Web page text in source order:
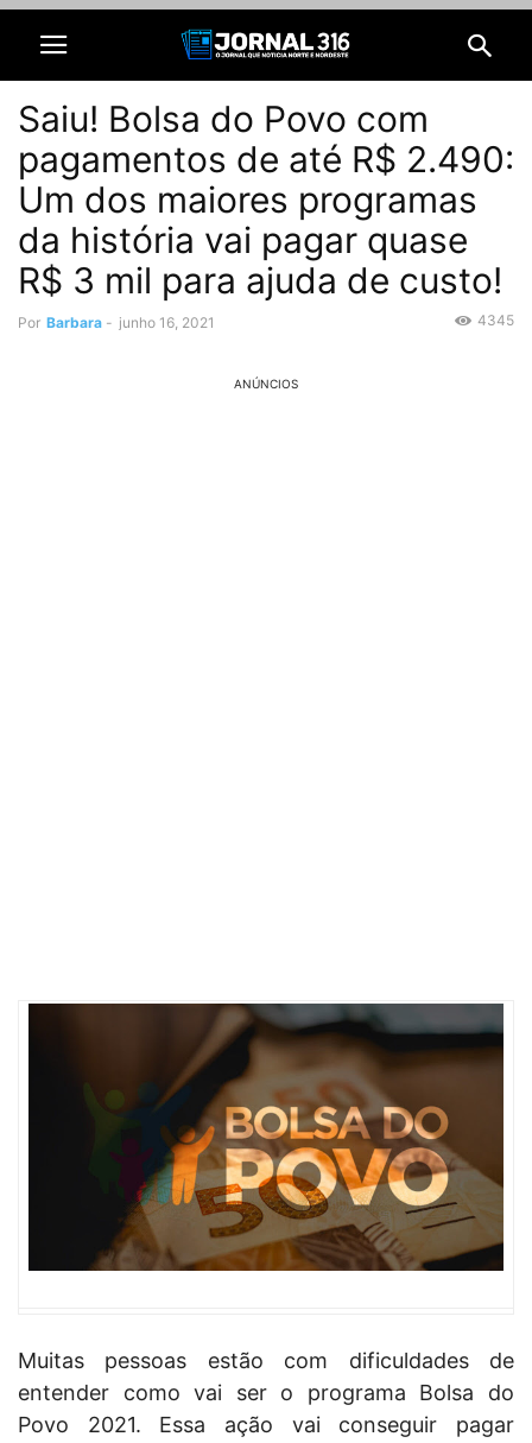
Saiu! Bolsa do Povo com
pagamentos de até R$ 2.490:
Um dos maiores programas
da história vai pagar quase
R$ 3 mil para ajuda de custo!
Por Barbara - junho 16, 2021 4345
ANÚNCIOS
Muitas pessoas estão com dificuldades de
entender como vai ser o programa Bolsa do
Povo 2021. Essa ação vai conseguir pagar